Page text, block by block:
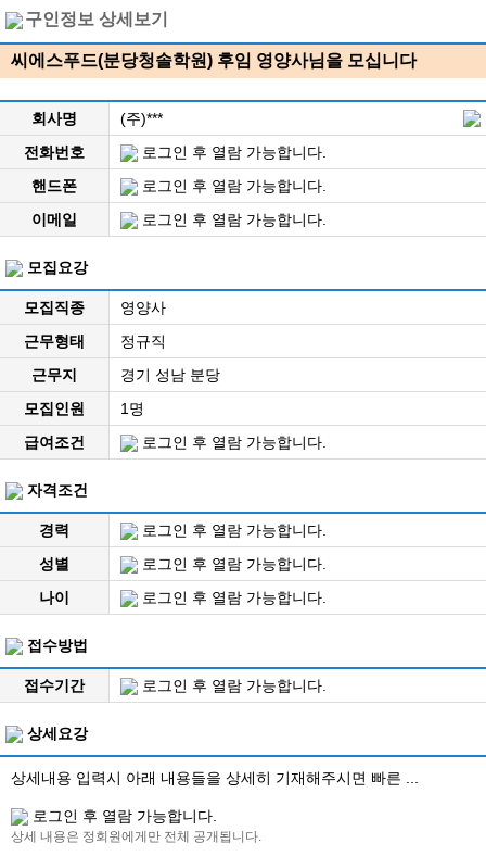
구인정보 상세보기
씨에스푸드(분당청솔학원) 후임 영양사님을 모십니다
회사명
(주)***
전화번호
로그인 후 열람 가능합니다.
핸드폰
로그인 후 열람 가능합니다.
이메일
로그인 후 열람 가능합니다.
모집요강
모집직종
영양사
근무형태
정규직
근무지
경기 성남 분당
모집인원
1명
급여조건
로그인 후 열람 가능합니다.
자격조건
경력
로그인 후 열람 가능합니다.
성별
로그인 후 열람 가능합니다.
나이
로그인 후 열람 가능합니다.
접수방법
접수기간 로그인 후 열람 가능합니다.
상세요강
상세내용 입력시 아래 내용들을 상세히 기재해주시면 빠른 ...
로그인 후 열람 가능합니다.
상세 내용은 정회원에게만 전체 공개됩니다.